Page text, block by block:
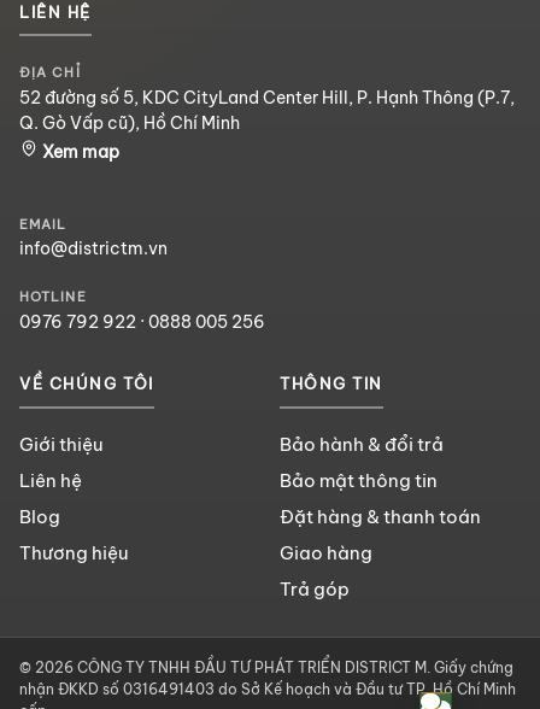
LIÊN HỆ
ĐỊA CHỈ
52 đường số 5, KDC CityLand Center Hill, P. Hạnh Thông (P.7,
Q. Gò Vấp cũ), Hồ Chí Minh
Xem map
EMAIL
info@districtm.vn
HOTLINE
0976 792 922 · 0888 005 256
VỀ CHÚNG TÔI
Giới thiệu
Liên hệ
Blog
Thương hiệu
THÔNG TIN
Bảo hành & đổi trả
Bảo mật thông tin
Đặt hàng & thanh toán
Giao hàng
Trả góp
© 2026 CÔNG TY TNHH ĐẦU TƯ PHÁT TRIỂN DISTRICT M. Giấy chứng
nhận ĐKKD số 0316491403 do Sở Kế hoạch và Đầu tư TP. Hồ Chí Minh